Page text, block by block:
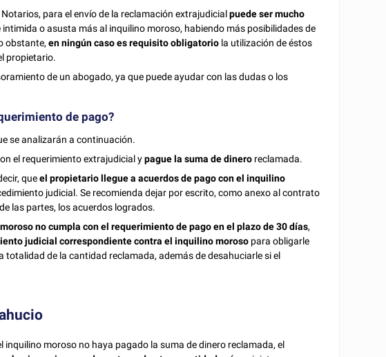
para el envío de la reclamación extrajudicialpuede ser mucho
o asusta más al inquilino moroso, habiendo más posibilidades de
obstante,en ningún caso es requisito obligatorio la utilización de éstos
propietario.
de un abogado, ya que puede ayudar con las dudas o los
de pago?
se analizarán a continuación.
el requerimiento extrajudicial ypague la suma de dinero reclamada.
queel propietario llegue a acuerdos de pago con el inquilino
judicial. Se recomienda dejar por escrito, como anexo al contrato
las partes, los acuerdos logrados.
no cumpla con el requerimiento de pago en el plazo de 30 días,
judicial correspondiente contra el inquilino moroso para obligarle
de la cantidad reclamada, además de desahuciarle si el
inquilino moroso no haya pagado la suma de dinero reclamada, el